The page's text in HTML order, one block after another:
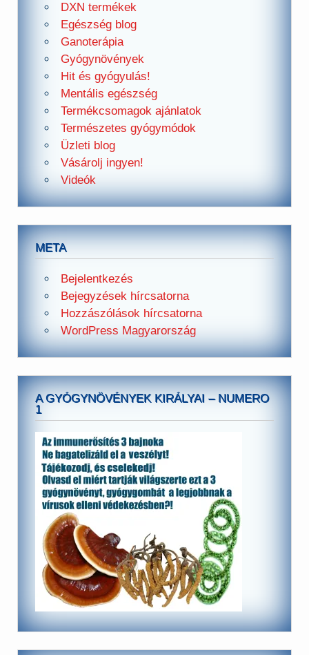
DXN termékek
Egészség blog
Ganoterápia
Gyógynövények
Hit és gyógyulás!
Mentális egészség
Termékcsomagok ajánlatok
Természetes gyógymódok
Üzleti blog
Vásárolj ingyen!
Videók
META
Bejelentkezés
Bejegyzések hírcsatorna
Hozzászólások hírcsatorna
WordPress Magyarország
A GYÓGYNÖVÉNYEK KIRÁLYAI – NUMERO
1